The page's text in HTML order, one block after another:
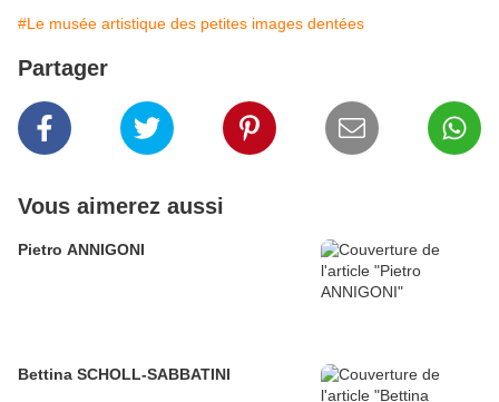
#Le musée artistique des petites images dentées
Partager
Vous aimerez aussi
Pietro ANNIGONI
Bettina SCHOLL-SABBATINI